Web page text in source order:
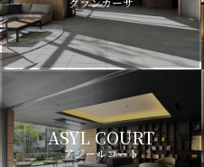
ASYL COURT
アジールコート